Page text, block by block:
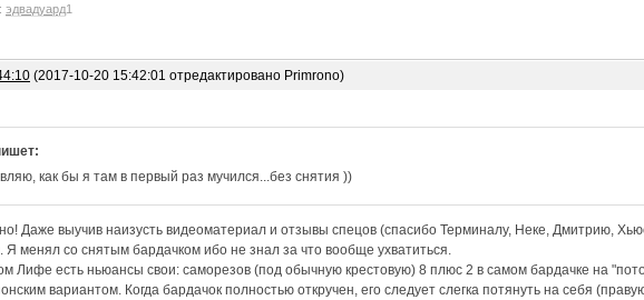
эдвадуард1
(2017-10-20 15:42:01 отредактировано Primrono)
как бы я там в первый раз мучился...без снятия ))
Даже выучив наизусть видеоматериал и отзывы спецов (спасибо Терминалу, Неке, Дмитрию,
менял со снятым бардачком ибо не знал за что вообще ухватиться.
Лифе есть ньюансы свои: саморезов (под обычную крестовую) 8 плюс 2 в самом бардачке на
вариантом. Когда бардачок полностью откручен, его следует слегка потянуть на себя